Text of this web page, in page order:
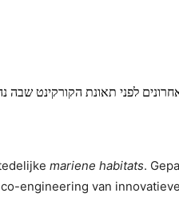
לפני תאונת הקורקינט שבה
mariene habitats.
engineering van